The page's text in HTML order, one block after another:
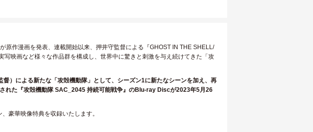
原作漫画を発表、連載開始以来、押井守監督による『GHOST IN THE SHELL/
映画など様々な作品群を構成し、世界中に驚きと刺激を与え続けてきた「攻
）による新たな「攻殻機動隊」として、シーズン1に新たなシーンを加え、再
れた『攻殻機動隊 SAC_2045 持続可能戦争』のBlu-ray Discが2023年5月26
豪華映像特典を収録いたします。